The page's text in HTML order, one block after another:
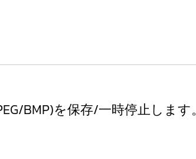
BMP)を保存/一時停止します。